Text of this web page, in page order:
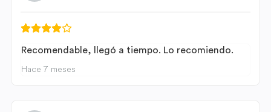
Recomendable, llegó a tiempo. Lo recomiendo.
Hace 7 meses